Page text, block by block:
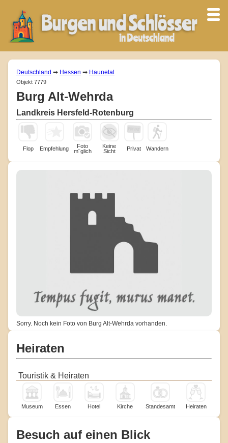
Deutschland ➡ Hessen ➡ Haunetal
Objekt 7779
Burg Alt-Wehrda
Landkreis Hersfeld-Rotenburg
Flop Empfehlung
Foto
m¨glich
Keine
Sicht
Privat Wandern
Sorry. Noch kein Foto von Burg Alt-Wehrda vorhanden.
Heiraten
Touristik & Heiraten
Museum Essen Hotel Kirche Standesamt Heiraten
Besuch auf einen Blick